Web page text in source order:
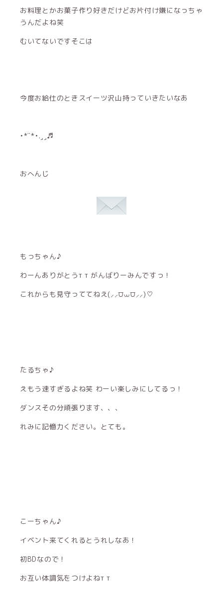
お料理とかお菓子作り好きだけどお片付け嫌になっちゃ
うんだよね笑
むいてないですそこは
今度お給仕のときスイーツ沢山持っていきたいなあ
•*¨*•.¸¸♬︎
おへんじ
もっちゃん♪
わーんありがとうт т がんばりーみんですっ！
これからも見守っててねえ(⸝⸝⩌⩊⩌⸝⸝)♡
たるちゃ♪
えもう速すぎるよね笑 わーい楽しみにしてるっ！
ダンスその分頑張ります、、、
れみに記憶力ください。とても。
こーちゃん♪
イベント来てくれるとうれしなあ！
初BDなので！
お互い体調気をつけよねт т